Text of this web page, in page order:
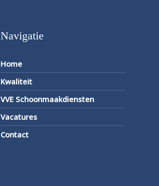
Navigatie
Home
Kwaliteit
VVE Schoonmaakdiensten
Vacatures
Contact